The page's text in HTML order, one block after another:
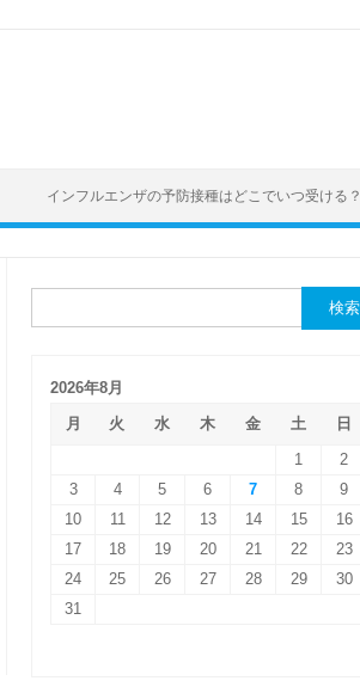
インフルエンザの予防接種はどこでいつ受ける？
索:
2026年8月
月
火 水 木 金 土
日
1
2
3
4 5 6 7 8
9
10
11 12 13 14 15
16
17
18 19 20 21 22
23
24
25 26 27 28 29
30
31